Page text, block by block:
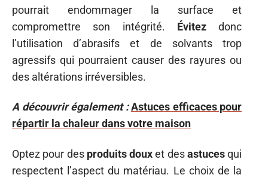
pourrait endommager la surface et
compromettre son intégrité. Évitezdonc
l’utilisation d’abrasifs et de solvants trop
agressifs qui pourraient causer des rayures ou
des altérations irréversibles.
A découvrir également : Astuces efficaces pour
répartir la chaleur dans votre maison
Optez pour des produits douxet desastucesqui
respectent l’aspect du matériau. Le choix de la